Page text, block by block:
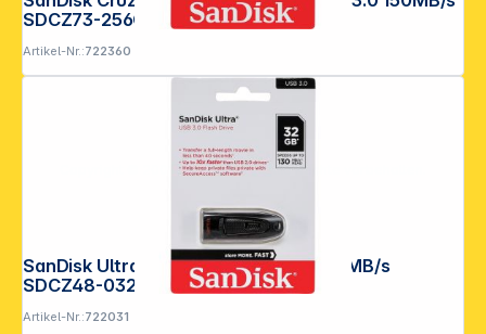
SDCZ73-256G-G46
Artikel-Nr.:722360
SanDisk Ultra USB 3.0 32GB up to 100MB/s
SDCZ48-032G-U46
Artikel-Nr.:722031
Copyright © 2001 - 2026 DGH - Alle Rechte vorbehalten.